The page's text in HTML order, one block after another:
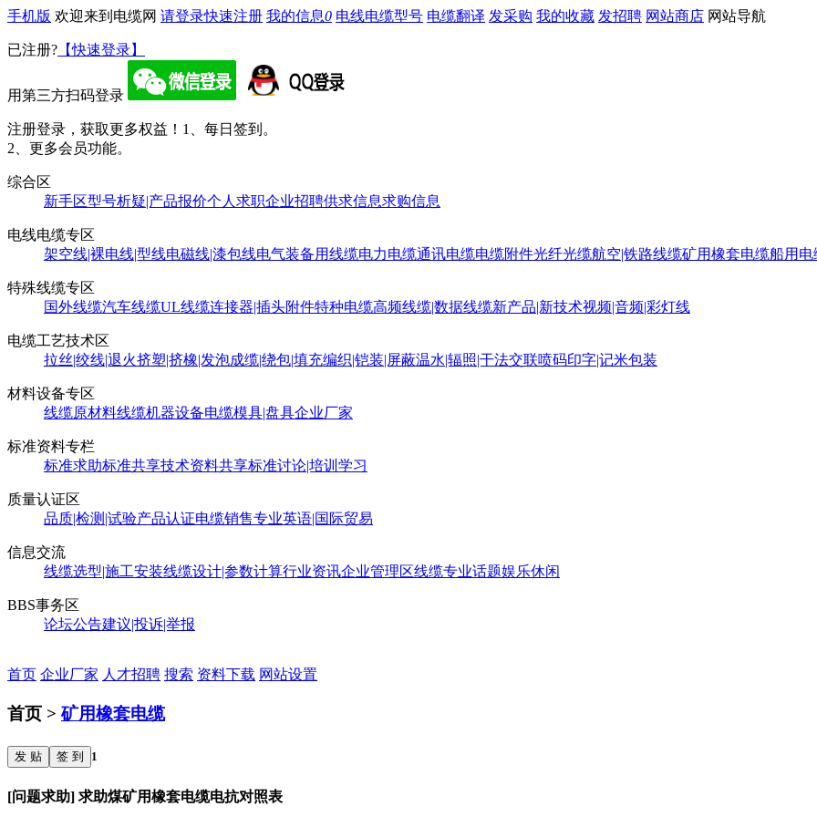
手机版 欢迎来到电缆网 请登录快速注册 我的信息0 电线电缆型号 电缆翻译 发采购 我的收藏 发招聘 网站商店 网站导航
已注册? 【快速登录】
用第三方扫码登录
注册登录，获取更多权益！ 1、每日签到。
2、更多会员功能。
综合区
新手区型号析疑|产品报价个人求职企业招聘供求信息求购信息
电线电缆专区
架空线|裸电线|型线电磁线|漆包线电气装备用线缆电力电缆通讯电缆电缆附件光纤光缆航空|铁路线缆矿用橡套电缆船用电
特殊线缆专区
国外线缆汽车线缆UL线缆连接器|插头附件特种电缆高频线缆|数据线缆新产品|新技术视频|音频|彩灯线
电缆工艺技术区
拉丝|绞线|退火挤塑|挤橡|发泡成缆|绕包|填充编织|铠装|屏蔽温水|辐照|干法交联喷码印字|记米包装
材料设备专区
线缆原材料线缆机器设备电缆模具|盘具企业厂家
标准资料专栏
标准求助标准共享技术资料共享标准讨论|培训学习
质量认证区
品质|检测|试验产品认证电缆销售专业英语|国际贸易
信息交流
线缆选型|施工安装线缆设计|参数计算行业资讯企业管理区线缆专业话题娱乐休闲
BBS事务区
论坛公告建议|投诉|举报
首页 企业厂家 人才招聘 搜索 资料下载 网站设置
首页 >矿用橡套电缆
发 贴 签 到 1
[问题求助] 求助煤矿用橡套电缆电抗对照表